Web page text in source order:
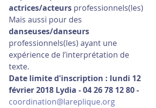
actrices/acteurs professionnels(les)
Mais aussi pour des
danseuses/danseurs
professionnels(les) ayant une
expérience de l’interprétation de
texte.
Date limite d'inscription : lundi 12
février 2018 Lydia - 04 26 78 12 80 -
coordination@lareplique.org